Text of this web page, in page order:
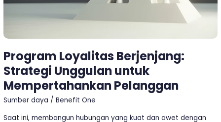
Program Loyalitas Berjenjang:
Strategi Unggulan untuk
Mempertahankan Pelanggan
Sumber daya /Benefit One
Saat ini, membangun hubungan yang kuat dan awet dengan